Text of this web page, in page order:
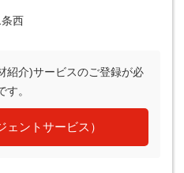
西
紹介)サービスのご登録が必
す。
ントサービス）